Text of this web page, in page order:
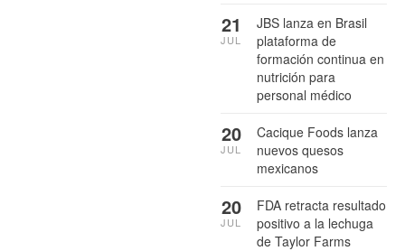
JBS lanza en Brasil
plataforma de
formación continua en
nutrición para
personal médico
21
JUL
Cacique Foods lanza
nuevos quesos
mexicanos
20
JUL
FDA retracta resultado
positivo a la lechuga
de Taylor Farms
20
JUL